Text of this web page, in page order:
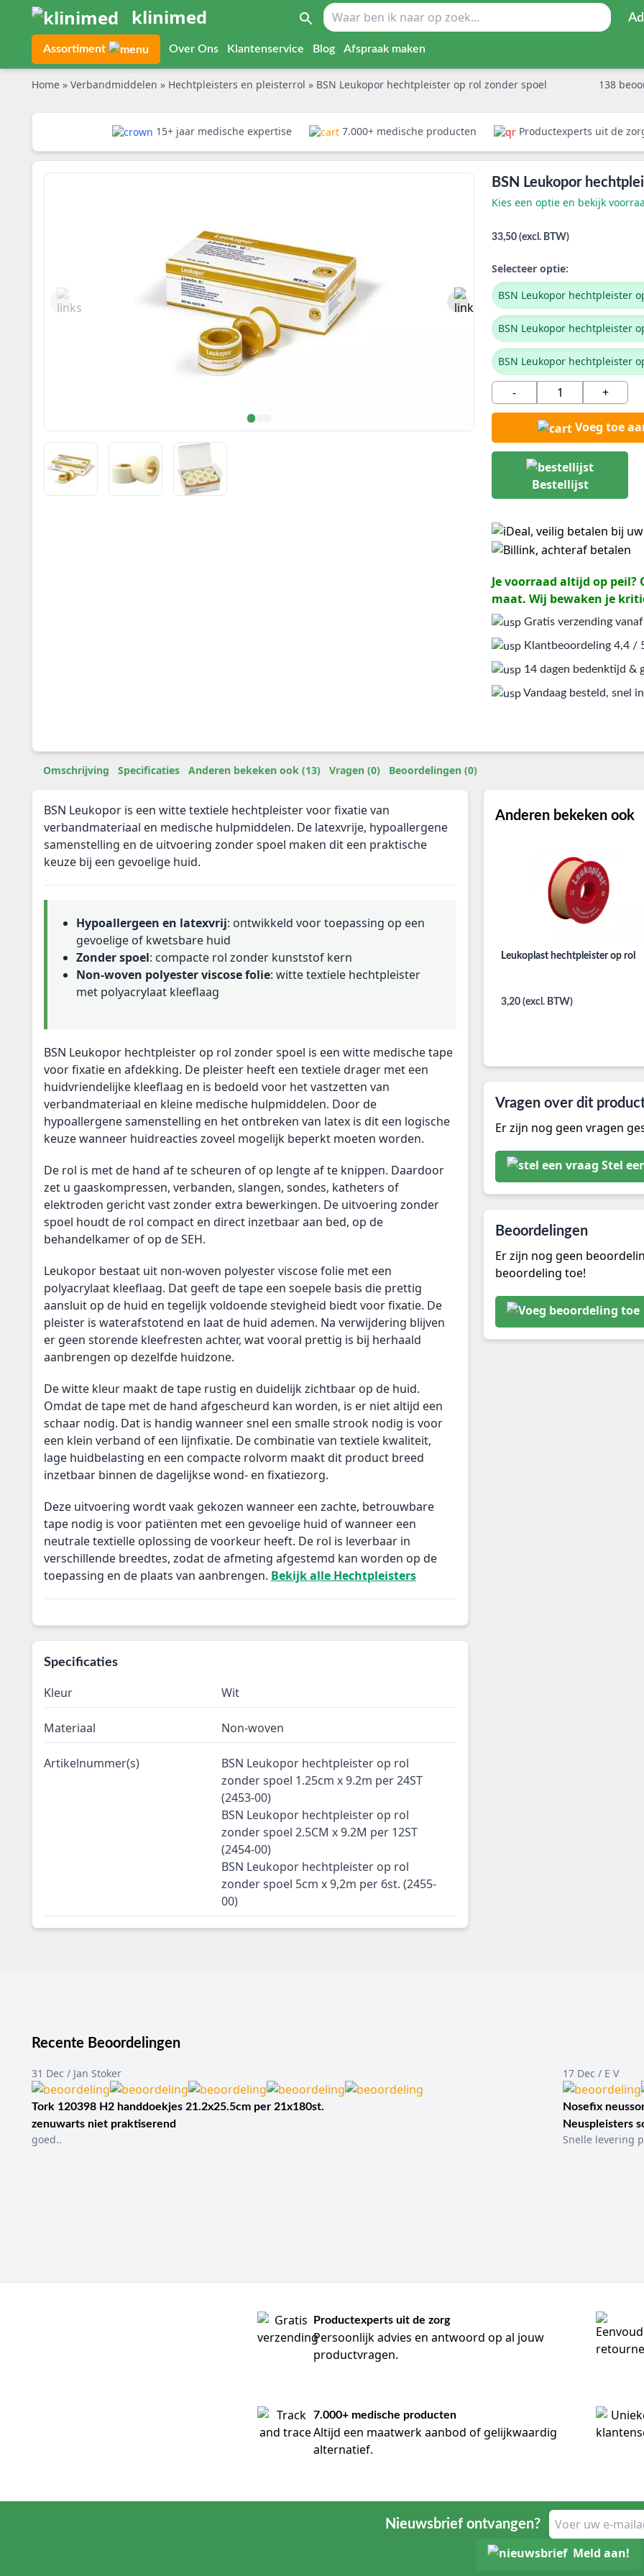
klinimed
Assortiment Over Ons Klantenservice Blog Afspraak maken
Home » Verbandmiddelen » Hechtpleisters en pleisterrol » BSN Leukopor hechtpleister op rol zonder spoel 138
15+ jaar medische expertise 7.000+ medische producten Productexperts uit de
BSN Leukopor
Kies een optie en bekijk
33,50 (excl. BTW)
Selecteer optie:
BSN Leukopor hechtpleister
BSN Leukopor hechtpleister
BSN Leukopor hechtpleister
- +
Voeg toe
Bestellijst
Je voorraad altijd op peil?
maat. Wij bewaken je
Gratis verzending
Klantbeoordeling 4,4 /
14 dagen bedenktijd &
Vandaag besteld, snel
Omschrijving Specificaties Anderen bekeken ook (13) Vragen (0) Beoordelingen (0)
BSN Leukopor is een witte textiele hechtpleister voor fixatie van
verbandmateriaal en medische hulpmiddelen. De latexvrije, hypoallergene
samenstelling en de uitvoering zonder spoel maken dit een praktische
keuze bij een gevoelige huid.
Hypoallergeen en latexvrij: ontwikkeld voor toepassing op een
gevoelige of kwetsbare huid
Zonder spoel: compacte rol zonder kunststof kern
Non-woven polyester viscose folie: witte textiele hechtpleister
met polyacrylaat kleeflaag
BSN Leukopor hechtpleister op rol zonder spoel is een witte medische tape
voor fixatie en afdekking. De pleister heeft een textiele drager met een
huidvriendelijke kleeflaag en is bedoeld voor het vastzetten van
verbandmateriaal en kleine medische hulpmiddelen. Door de
hypoallergene samenstelling en het ontbreken van latex is dit een logische
keuze wanneer huidreacties zoveel mogelijk beperkt moeten worden.
De rol is met de hand af te scheuren of op lengte af te knippen. Daardoor
zet u gaaskompressen, verbanden, slangen, sondes, katheters of
elektroden gericht vast zonder extra bewerkingen. De uitvoering zonder
spoel houdt de rol compact en direct inzetbaar aan bed, op de
behandelkamer of op de SEH.
Leukopor bestaat uit non-woven polyester viscose folie met een
polyacrylaat kleeflaag. Dat geeft de tape een soepele basis die prettig
aansluit op de huid en tegelijk voldoende stevigheid biedt voor fixatie. De
pleister is waterafstotend en laat de huid ademen. Na verwijdering blijven
er geen storende kleefresten achter, wat vooral prettig is bij herhaald
aanbrengen op dezelfde huidzone.
De witte kleur maakt de tape rustig en duidelijk zichtbaar op de huid.
Omdat de tape met de hand afgescheurd kan worden, is er niet altijd een
schaar nodig. Dat is handig wanneer snel een smalle strook nodig is voor
een klein verband of een lijnfixatie. De combinatie van textiele kwaliteit,
lage huidbelasting en een compacte rolvorm maakt dit product breed
inzetbaar binnen de dagelijkse wond- en fixatiezorg.
Deze uitvoering wordt vaak gekozen wanneer een zachte, betrouwbare
tape nodig is voor patiënten met een gevoelige huid of wanneer een
neutrale textielle oplossing de voorkeur heeft. De rol is leverbaar in
verschillende breedtes, zodat de afmeting afgestemd kan worden op de
toepassing en de plaats van aanbrengen. Bekijk alle Hechtpleisters
Specificaties
Kleur Wit
Materiaal Non-woven
Artikelnummer(s)
BSN Leukopor hechtpleister op rol
zonder spoel 1.25cm x 9.2m per 24ST
(2453-00)
BSN Leukopor hechtpleister op rol
zonder spoel 2.5CM x 9.2M per 12ST
(2454-00)
BSN Leukopor hechtpleister op rol
zonder spoel 5cm x 9,2m per 6st. (2455-
00)
Anderen bekeken ook
Leukoplast hechtpleister op rol
3,20 (excl. BTW)
Vragen over dit
Er zijn nog geen vragen
Stel
Beoordelingen
Er zijn nog geen
beoordeling toe!
Recente Beoordelingen
31 Dec / Jan Stoker
Tork 120398 H2 handdoekjes 21.2x25.5cm per 21x180st.
zenuwarts niet praktiserend
goed..
17 Dec / E V
Nosefix
Neuspleisters
Snelle levering
Productexperts uit de zorg
Persoonlijk advies en antwoord op al jouw
productvragen.
7.000+ medische producten
Altijd een maatwerk aanbod of gelijkwaardig
alternatief.
Nieuwsbrief ontvangen?
Meld aan!